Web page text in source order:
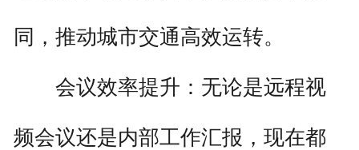
同，推动城市交通高效运转。
会议效率提升：无论是远程视
频会议还是内部工作汇报，现在都